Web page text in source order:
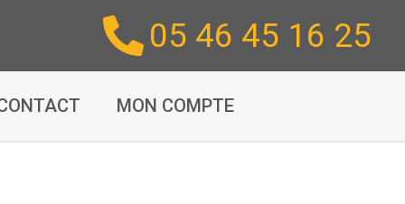
05 46 45 16 25
MON COMPTE